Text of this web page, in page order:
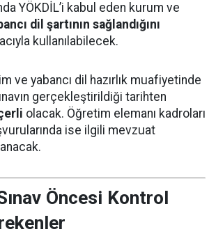
YÖKDİL’i kabul eden kurum ve
dil şartının sağlandığını
kullanılabilecek.
ve yabancı dil hazırlık muafiyetinde
gerçekleştirildiği tarihten
olacak. Öğretim elemanı kadroları
ise ilgili mevzuat
Öncesi Kontrol